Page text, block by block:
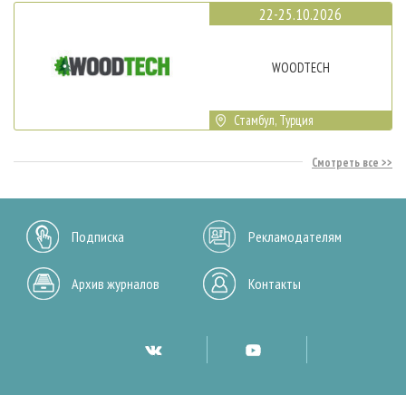
22-25.10.2026
WOODTECH
Стамбул, Турция
Смотреть все
Подписка Рекламодателям
Архив журналов Контакты